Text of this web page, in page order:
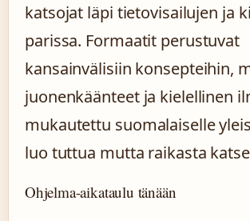
katsojat läpi tietovisailujen ja
parissa. Formaatit perustuvat
kansainvälisiin konsepteihin,
juonenkäänteet ja kielellinen
mukautettu suomalaiselle
luo tuttua mutta raikasta
Ohjelma-aikataulu tänään